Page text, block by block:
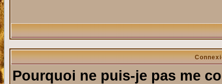
Pourquoi ne puis-je pas me